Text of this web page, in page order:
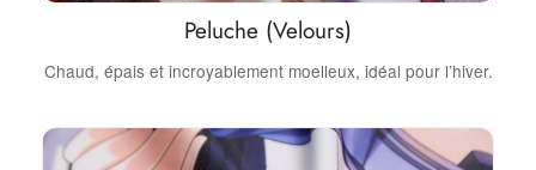
Peluche (Velours)
Chaud, épais et incroyablement moelleux, idéal pour l’hiver.